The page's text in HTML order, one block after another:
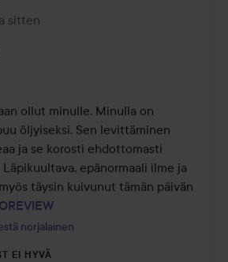
sitten1 vuotta sitten
ollut minulle. Minulla on
öljyiseksi. Sen levittäminen
ja se korosti ehdottomasti
epänormaali ilme ja
täysin kuivunut tämän päivän
norjalainen
EI HYVÄ